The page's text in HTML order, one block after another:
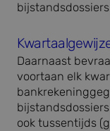
Daarnaast
voortaan elk
ook tussentijds